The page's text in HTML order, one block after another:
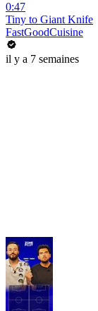
0:47
Tiny to Giant Knife
FastGoodCuisine
il y a 7 semaines